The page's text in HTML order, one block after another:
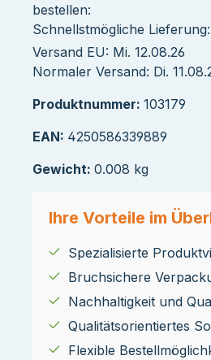
bestellen:
Schnellstmögliche
Versand EU: Mi. 12.08.26
Normaler Versand: Di.
Produktnummer: 103179
EAN: 4250586339889
Gewicht: 0.008 kg
Ihre Vorteile im
Spezialisierte
Bruchsichere
Nachhaltigkeit und
Qualitätsorientiertes
Flexible